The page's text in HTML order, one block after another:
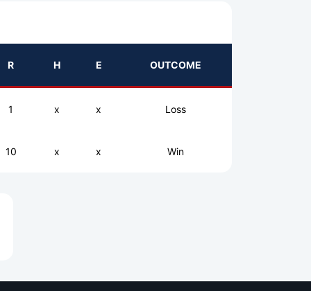
R H E OUTCOME
1 x x Loss
10 x x Win